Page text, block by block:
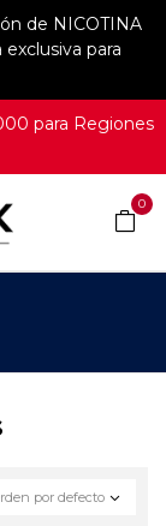
de NICOTINA
para
para Regiones
0
por defecto